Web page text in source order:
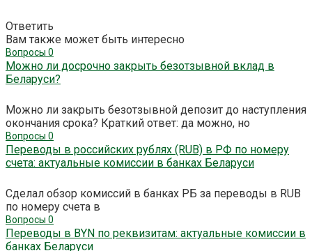
Ответить
Вам также может быть интересно
Вопросы 0
Можно ли досрочно закрыть безотзывной вклад в
Беларуси?
Можно ли закрыть безотзывной депозит до наступления
окончания срока? Краткий ответ: да можно, но
Вопросы 0
Переводы в российских рублях (RUB) в РФ по номеру
счета: актуальные комиссии в банках Беларуси
Сделал обзор комиссий в банках РБ за переводы в RUB
по номеру счета в
Вопросы 0
Переводы в BYN по реквизитам: актуальные комиссии в
банках Беларуси